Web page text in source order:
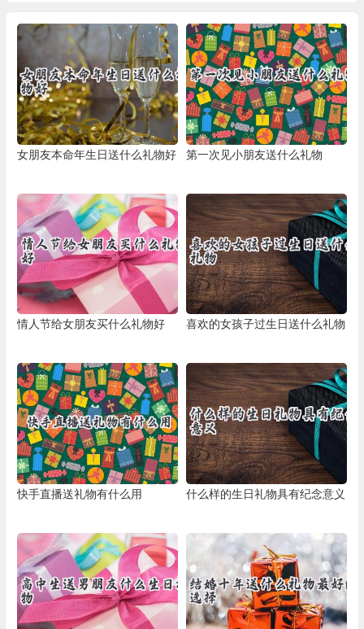
女朋友本命年生日送什么礼物好 第一次见小朋友送什么礼物
情人节给女朋友买什么礼物好 喜欢的女孩子过生日送什么礼物
快手直播送礼物有什么用 什么样的生日礼物具有纪念意义